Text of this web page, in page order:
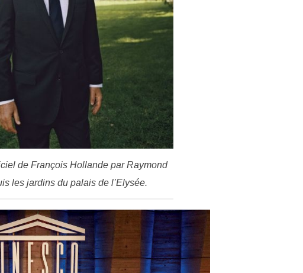
de François Hollande par Raymond
les jardins du palais de l’Elysée.